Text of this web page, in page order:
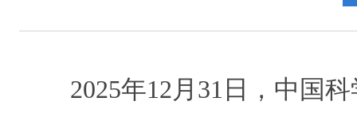
2025年12月31日，中国